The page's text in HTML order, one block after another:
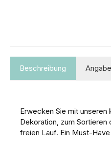
Beschreibung
Erwecken Sie mit
Dekoration, zum
freien Lauf. Ein Must-